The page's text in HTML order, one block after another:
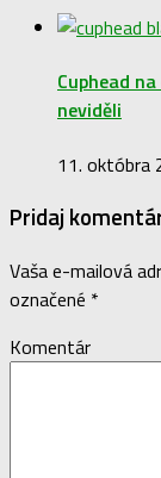
Cuphead
neviděli
11. októbra
Pridaj
Vaša e-mailová
označené *
Komentár